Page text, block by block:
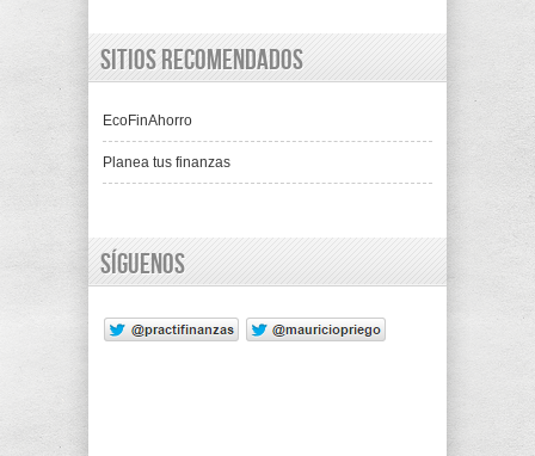
Sitios recomendados
EcoFinAhorro
Planea tus finanzas
Síguenos